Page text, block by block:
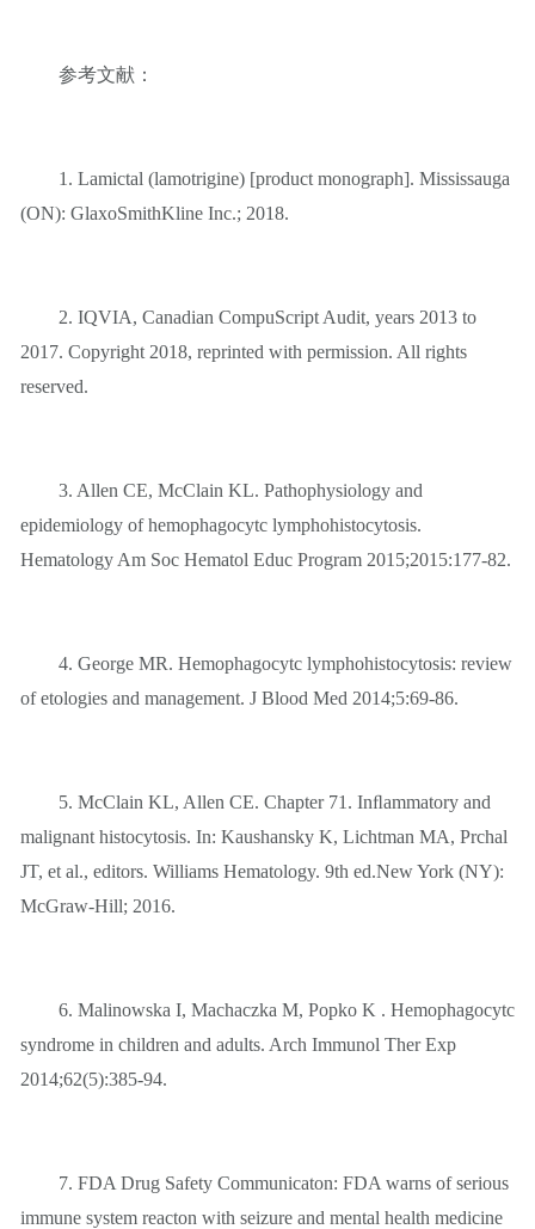
参考文献：
1. Lamictal (lamotrigine) [product monograph]. Mississauga
(ON): GlaxoSmithKline Inc.; 2018.
2. IQVIA, Canadian CompuScript Audit, years 2013 to
2017. Copyright 2018, reprinted with permission. All rights
reserved.
3. Allen CE, McClain KL. Pathophysiology and
epidemiology of hemophagocytc lymphohistocytosis.
Hematology Am Soc Hematol Educ Program 2015;2015:177-82.
4. George MR. Hemophagocytc lymphohistocytosis: review
of etologies and management. J Blood Med 2014;5:69-86.
5. McClain KL, Allen CE. Chapter 71. Inﬂammatory and
malignant histocytosis. In: Kaushansky K, Lichtman MA, Prchal
JT, et al., editors. Williams Hematology. 9th ed.New York (NY):
McGraw-Hill; 2016.
6. Malinowska I, Machaczka M, Popko K . Hemophagocytc
syndrome in children and adults. Arch Immunol Ther Exp
2014;62(5):385-94.
7. FDA Drug Safety Communicaton: FDA warns of serious
immune system reacton with seizure and mental health medicine